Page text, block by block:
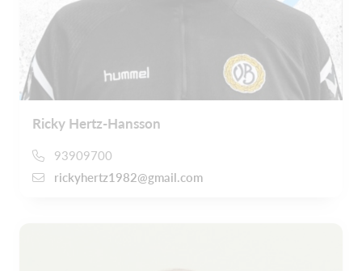
Ricky Hertz-Hansson
93909700
rickyhertz1982@gmail.com